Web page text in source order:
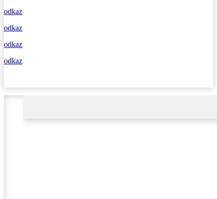
odkaz
odkaz
odkaz
odkaz